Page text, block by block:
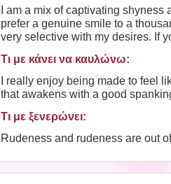
I am a mix of captivating
prefer a genuine smile to a
very selective with my desires. If
Τι με κάνει να καυλώνω:
I really enjoy being made to feel
that awakens with a good
Τι με ξενερώνει:
Rudeness and rudeness are out